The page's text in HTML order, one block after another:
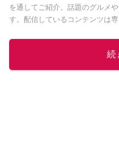
を通してご紹介。話題のグルメ
す。配信しているコンテンツは
ニュースでフォロー
続